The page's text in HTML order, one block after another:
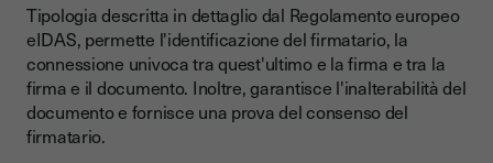
Tipologia descritta in dettaglio dal Regolamento europeo
eIDAS, permette l'identificazione del firmatario, la
connessione univoca tra quest'ultimo e la firma e tra la
firma e il documento. Inoltre, garantisce l'inalterabilità del
documento e fornisce una prova del consenso del
firmatario.